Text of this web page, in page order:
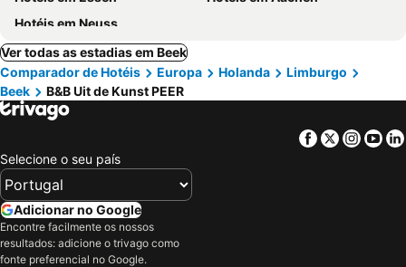
Hotéis em Neuss
Ver todas as estadias em Beek
Comparador de Hotéis
Europa Holanda
Limburgo
Beek
B&B Uit de Kunst PEER
Facebook
Twitter
Selecione o seu país
Adicionar no Google
Encontre facilmente os nossos
resultados: adicione o trivago como
fonte preferencial no Google.